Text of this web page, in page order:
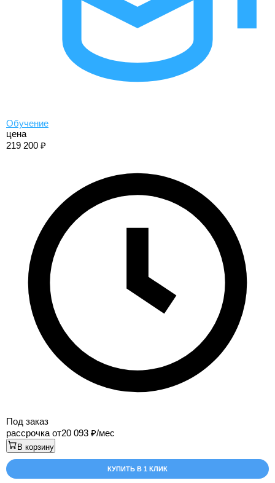
Обучение
цена
219 200
Под заказ
рассрочка от20 093 /мес
В корзину
КУПИТЬ В 1 КЛИК